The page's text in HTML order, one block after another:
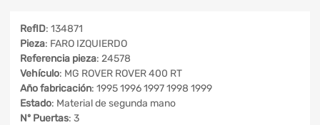
RefID: 134871
Pieza: FARO IZQUIERDO
Referencia pieza: 24578
Vehículo: MG ROVER ROVER 400 RT
Año fabricación: 1995 1996 1997 1998 1999
Estado: Material de segunda mano
Nº Puertas: 3